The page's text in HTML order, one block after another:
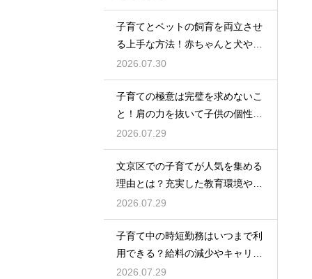
生きるためのヒント
子育てとペットの飼育を両立させ
る上手な方法！赤ちゃんと犬や猫
が安全に仲良く暮らすための環境
作りと注意点
2026.07.30
子育ての極意は完璧を求めないこ
と！肩の力を抜いて子供の個性を
尊重しながら笑顔で育児を楽しむ
ためのマインド
2026.07.29
文京区での子育てが人気を集める
理由とは？充実した教育環境や支
援制度を活用して都会で快適に育
児をする術
2026.07.29
子育て中の時短勤務はいつまで利
用できる？給料の減少やキャリア
への影響を考慮して賢く働くため
2026.07.29